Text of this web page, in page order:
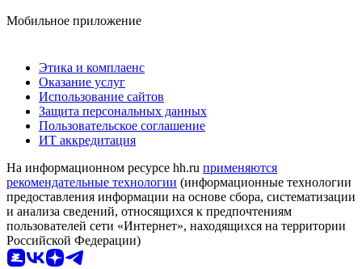
Мобильное приложение
Этика и комплаенс
Оказание услуг
Использование сайтов
Защита персональных данных
Пользовательское соглашение
ИТ аккредитация
На информационном ресурсе hh.ru применяются
рекомендательные технологии (информационные технологии
предоставления информации на основе сбора, систематизации
и анализа сведений, относящихся к предпочтениям
пользователей сети «Интернет», находящихся на территории
Российской Федерации)